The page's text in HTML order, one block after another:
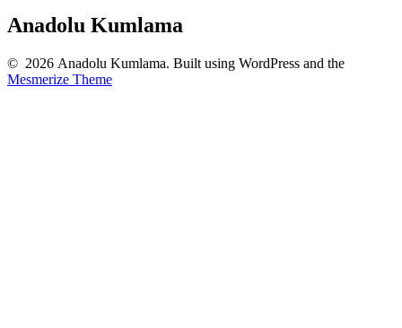
Anadolu Kumlama
© 2026 Anadolu Kumlama. Built using WordPress and the
Mesmerize Theme